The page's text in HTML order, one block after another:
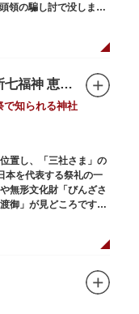
領の騙し討で没しまし
浅草神社（浅草名所七福神 恵比須）
で知られる神社
置し、「三社さま」の
本を代表する祭礼の一
無形文化財「びんざさ
御」が見どころです。
、浅草の町がまつり一
れた輪の中（茅の輪）
けた漁師の兄弟ととも